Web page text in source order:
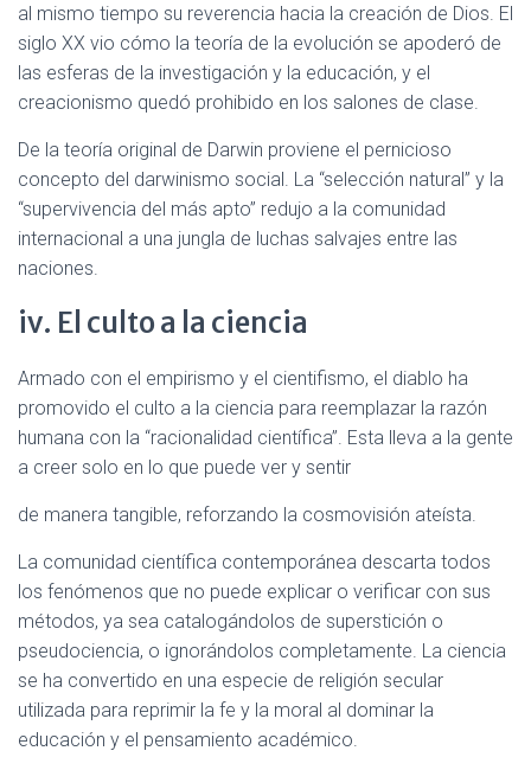
al mismo tiempo su reverencia hacia la creación de Dios. El
siglo XX vio cómo la teoría de la evolución se apoderó de
las esferas de la investigación y la educación, y el
creacionismo quedó prohibido en los salones de clase.
De la teoría original de Darwin proviene el pernicioso
concepto del darwinismo social. La “selección natural” y la
“supervivencia del más apto” redujo a la comunidad
internacional a una jungla de luchas salvajes entre las
naciones.
iv. El culto a la ciencia
Armado con el empirismo y el cientifismo, el diablo ha
promovido el culto a la ciencia para reemplazar la razón
humana con la “racionalidad científica”. Esta lleva a la gente
a creer solo en lo que puede ver y sentir
de manera tangible, reforzando la cosmovisión ateísta.
La comunidad científica contemporánea descarta todos
los fenómenos que no puede explicar o verificar con sus
métodos, ya sea catalogándolos de superstición o
pseudociencia, o ignorándolos completamente. La ciencia
se ha convertido en una especie de religión secular
utilizada para reprimir la fe y la moral al dominar la
educación y el pensamiento académico.